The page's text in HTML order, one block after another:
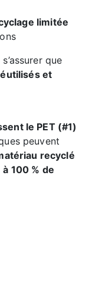
limitée
que
et
le PET (#1)
peuvent
recyclé
100 % de